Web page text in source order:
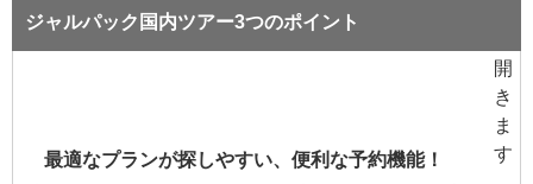
ジャルパック国内ツアー3つのポイント
最適なプランが探しやすい、便利な予約機能！